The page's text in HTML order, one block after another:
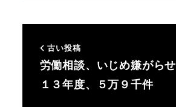
古い投稿
労働相談、いじめ嫌がら
１３年度、５万９千件